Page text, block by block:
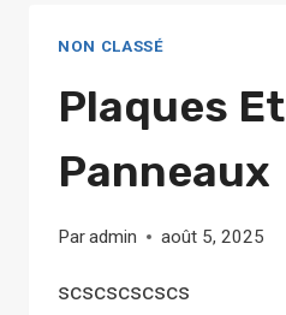
NON CLASSÉ
Plaques Et
Panneaux
Paradmin août 5, 2025
scscscscscs